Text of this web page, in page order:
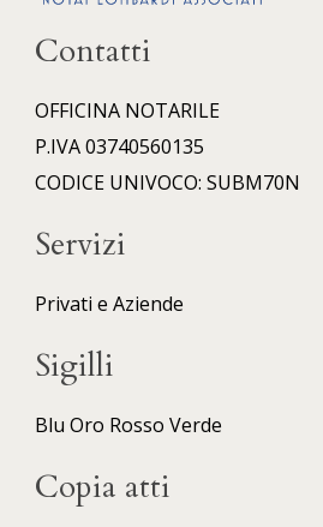
Contatti
OFFICINA NOTARILE
P.IVA 03740560135
CODICE UNIVOCO: SUBM70N
Servizi
Privati e Aziende
Sigilli
Blu Oro Rosso Verde
Copia atti